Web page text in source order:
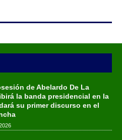
de Abelardo De La
la banda presidencial en la
su primer discurso en el